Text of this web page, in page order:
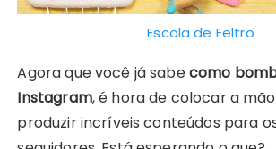
Escola de Feltro
Agora que você já sabecomo
Instagram, é hora de colocar a
produzir incríveis conteúdos para